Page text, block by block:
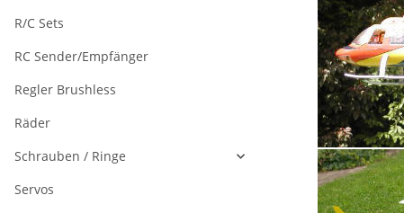
R/C Sets
RC Sender/Empfänger
Regler Brushless
Räder
Schrauben / Ringe
Servos